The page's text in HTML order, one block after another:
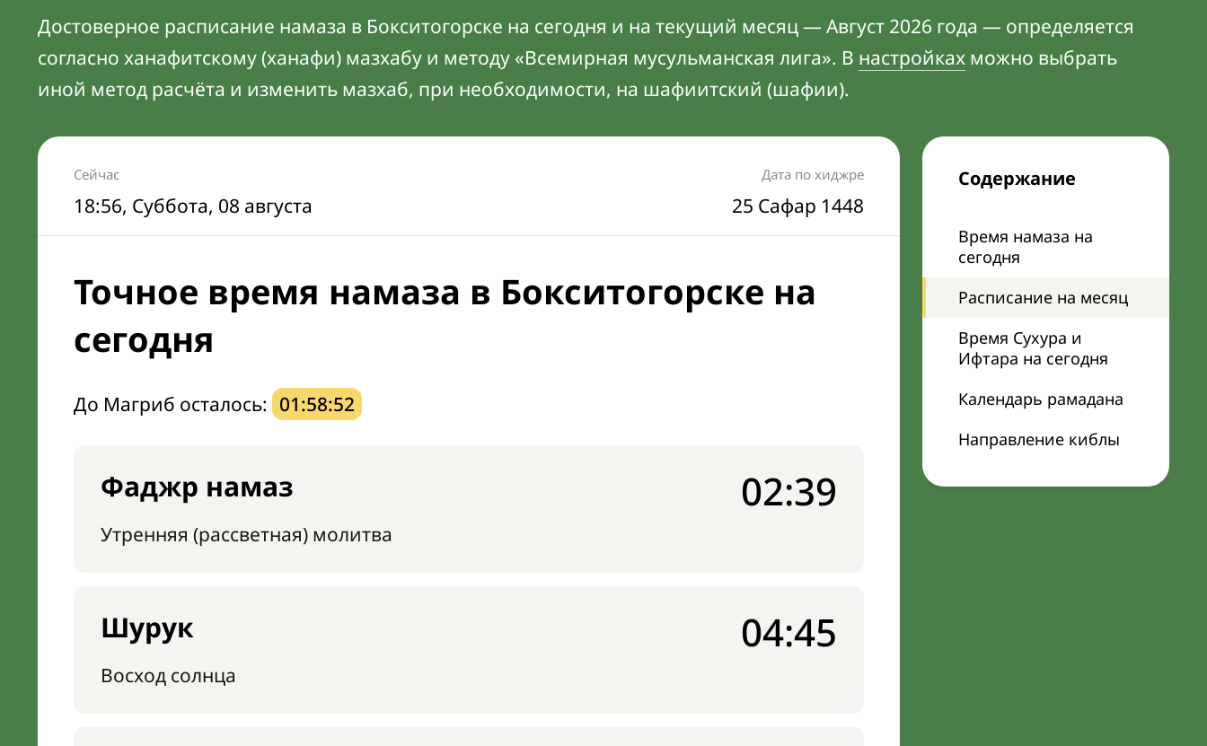
Достоверное расписание намаза в Бокситогорске на сегодня и на текущий месяц — Август 2026 года — определяется
согласно ханафитскому (ханафи) мазхабу и методу «Всемирная мусульманская лига». В настройках можно выбрать
иной метод расчёта и изменить мазхаб, при необходимости, на шафиитский (шафии).
Содержание
Время намаза на
сегодня
Расписание на месяц
Время Сухура и
Ифтара на сегодня
Календарь рамадана
Направление киблы
Сейчас
18:56, Суббота, 08 августа
Дата по хиджре
25 Сафар 1448
Точное время намаза в Бокситогорске на
сегодня
До Магриб осталось: 01:58:51
Фаджр намаз
Утренняя (рассветная) молитва
02:39
Шурук
Восход солнца
04:45